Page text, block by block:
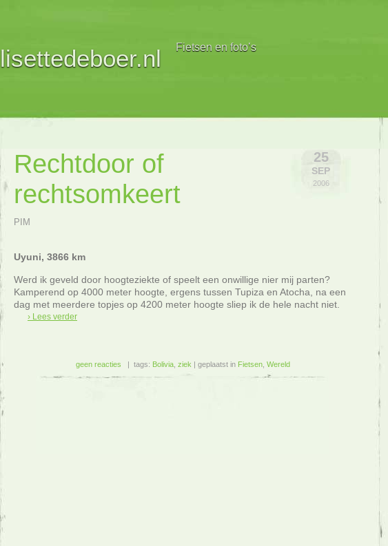
lisettedeboer.nl Fietsen en foto’s
25
SEP
2006
Rechtdoor of
rechtsomkeert
PIM
Uyuni, 3866 km
Werd ik geveld door hoogteziekte of speelt een onwillige nier mij parten?
Kamperend op 4000 meter hoogte, ergens tussen Tupiza en Atocha, na een
dag met meerdere topjes op 4200 meter hoogte sliep ik de hele nacht niet.
› Lees verder
geen reacties | tags: Bolivia, ziek | geplaatst in Fietsen, Wereld